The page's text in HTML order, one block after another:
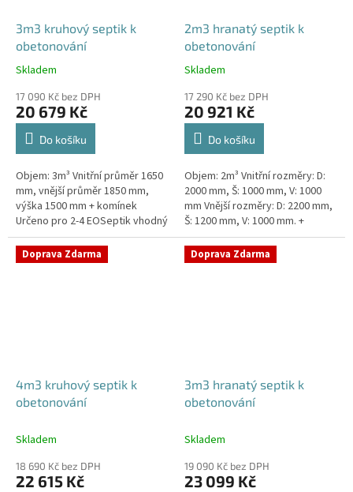
3m3 kruhový septik k
obetonování
Průměrné
produktu
je
5,0
hvězdiček.
Skladem
17 090 Kč bez DPH
20 679 Kč
Do košíku
Objem: 3m³ Vnitřní průměr 1650
mm, vnější průměr 1850 mm,
výška 1500 mm + komínek
Určeno pro 2-4 EOSeptik vhodný
pod parkovací stání,
komunikace a do jílovité...
2m3 hranatý septik k
obetonování
Průměrné
produktu
je
4,8
hvězdiček.
Skladem
17 290 Kč bez DPH
20 921 Kč
Do košíku
Objem: 2m³ Vnitřní rozměry: D:
2000 mm, Š: 1000 mm, V: 1000
mm Vnější rozměry: D: 2200 mm,
Š: 1200 mm, V: 1000 mm. +
komínek Určeno pro 1-3
EOSeptik vhodný pod
parkovací...
Doprava Zdarma
4m3 kruhový septik k
obetonování
Skladem
18 690 Kč bez DPH
22 615 Kč
Doprava Zdarma
3m3 hranatý septik k
obetonování
Skladem
19 090 Kč bez DPH
23 099 Kč